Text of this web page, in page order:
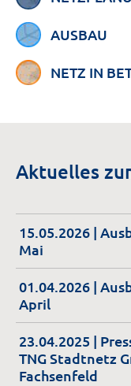
AUSBAU
NETZ IN
Aktuelles
15.05.2026 |
Mai
01.04.2026 |
April
23.04.2025 |
TNG Stadtnetz
Fachsenfeld